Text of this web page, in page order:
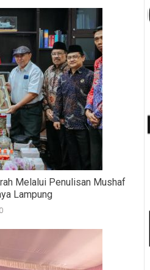
Melalui Penulisan Mushaf
Lampung